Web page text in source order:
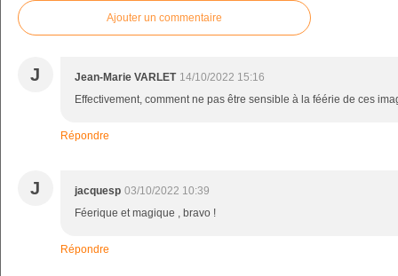
Ajouter un commentaire
J Jean-Marie VARLET 14/10/2022 15:16
Effectivement, comment ne pas être sensible à la féérie de ces
Répondre
J jacquesp 03/10/2022 10:39
Féerique et magique , bravo !
Répondre